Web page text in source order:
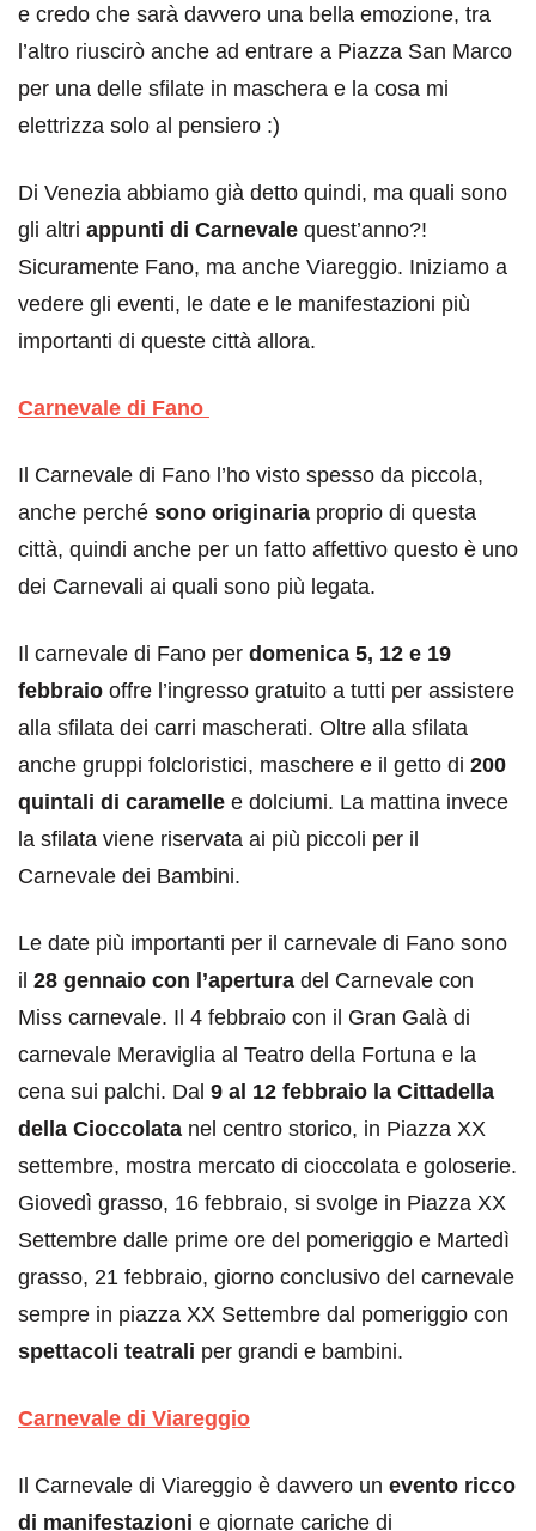
e credo che sarà davvero una bella emozione, tra
l’altro riuscirò anche ad entrare a Piazza San Marco
per una delle sfilate in maschera e la cosa mi
elettrizza solo al pensiero :)
Di Venezia abbiamo già detto quindi, ma quali sono
gli altri appunti di Carnevale quest’anno?!
Sicuramente Fano, ma anche Viareggio. Iniziamo a
vedere gli eventi, le date e le manifestazioni più
importanti di queste città allora.
Carnevale di Fano
Il Carnevale di Fano l’ho visto spesso da piccola,
anche perché sono originaria proprio di questa
città, quindi anche per un fatto affettivo questo è uno
dei Carnevali ai quali sono più legata.
Il carnevale di Fano per domenica 5, 12 e 19
febbraio offre l’ingresso gratuito a tutti per assistere
alla sfilata dei carri mascherati. Oltre alla sfilata
anche gruppi folcloristici, maschere e il getto di 200
quintali di caramelle e dolciumi. La mattina invece
la sfilata viene riservata ai più piccoli per il
Carnevale dei Bambini.
Le date più importanti per il carnevale di Fano sono
il 28 gennaio con l’apertura del Carnevale con
Miss carnevale. Il 4 febbraio con il Gran Galà di
carnevale Meraviglia al Teatro della Fortuna e la
cena sui palchi. Dal 9 al 12 febbraio la Cittadella
della Cioccolata nel centro storico, in Piazza XX
settembre, mostra mercato di cioccolata e goloserie.
Giovedì grasso, 16 febbraio, si svolge in Piazza XX
Settembre dalle prime ore del pomeriggio e Martedì
grasso, 21 febbraio, giorno conclusivo del carnevale
sempre in piazza XX Settembre dal pomeriggio con
spettacoli teatrali per grandi e bambini.
Carnevale di Viareggio
Il Carnevale di Viareggio è davvero un evento ricco
di manifestazioni e giornate cariche di